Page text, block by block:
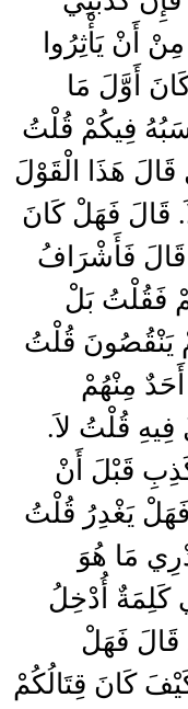
أَنْ يَأْثِرُوا
أَوَّلَ مَا
فِيكُمْ قُلْتُ
هَذَا الْقَوْلَ
قَالَ فَهَلْ كَانَ
قَالَ فَأَشْرَافُ
فَقُلْتُ بَلْ
يَنْقُصُونَ قُلْتُ
مِنْهُمْ
قُلْتُ لاَ‏.‏
قَبْلَ أَنْ
يَغْدِرُ قُلْتُ
مَا هُوَ
كَلِمَةٌ أُدْخِلُ
قَالَ فَهَلْ
كَانَ قِتَالُكُمْ